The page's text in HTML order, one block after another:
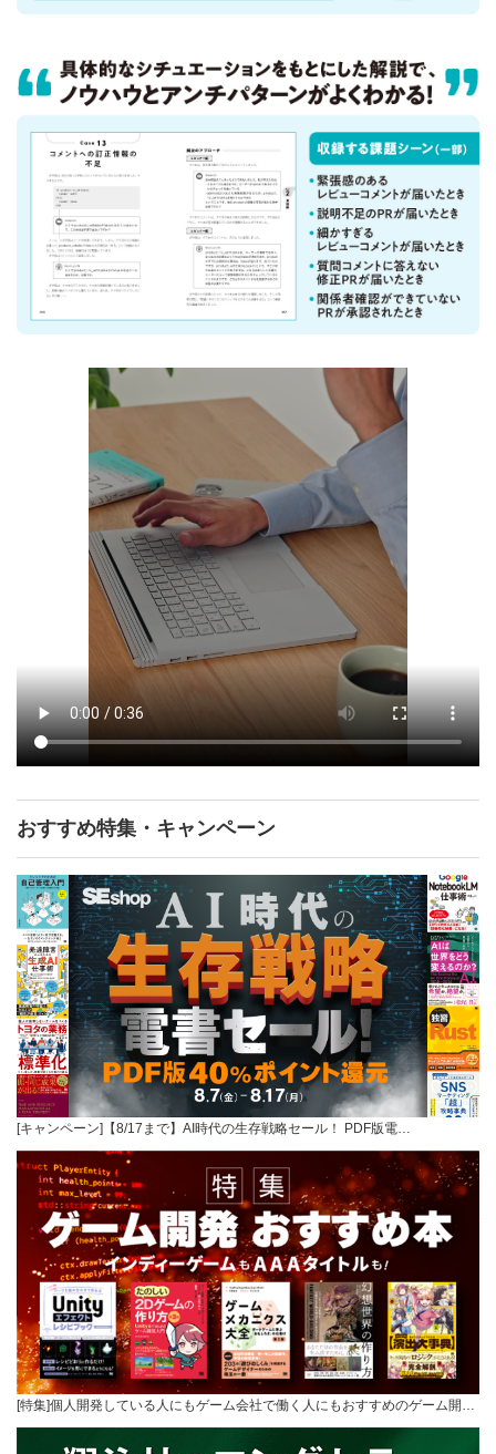
おすすめ特集・キャンペーン
[キャンペーン]【8/17まで】AI時代の生存戦略セール！ PDF版電…
[特集]個人開発している人にもゲーム会社で働く人にもおすすめのゲーム開…